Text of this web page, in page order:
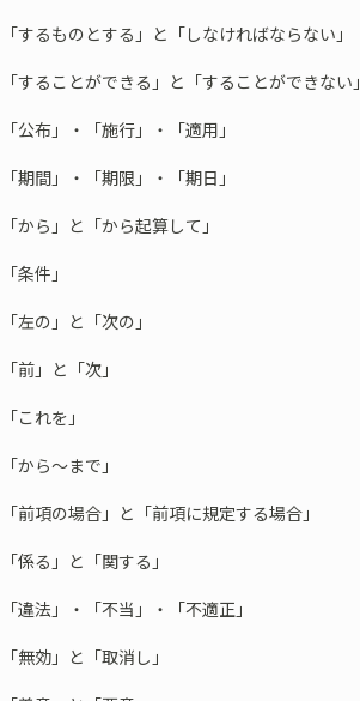
「するものとする」と「しなければならない」
「することができる」と「することができない」
「公布」・「施行」・「適用」
「期間」・「期限」・「期日」
「から」と「から起算して」
「条件」
「左の」と「次の」
「前」と「次」
「これを」
「から～まで」
「前項の場合」と「前項に規定する場合」
「係る」と「関する」
「違法」・「不当」・「不適正」
「無効」と「取消し」